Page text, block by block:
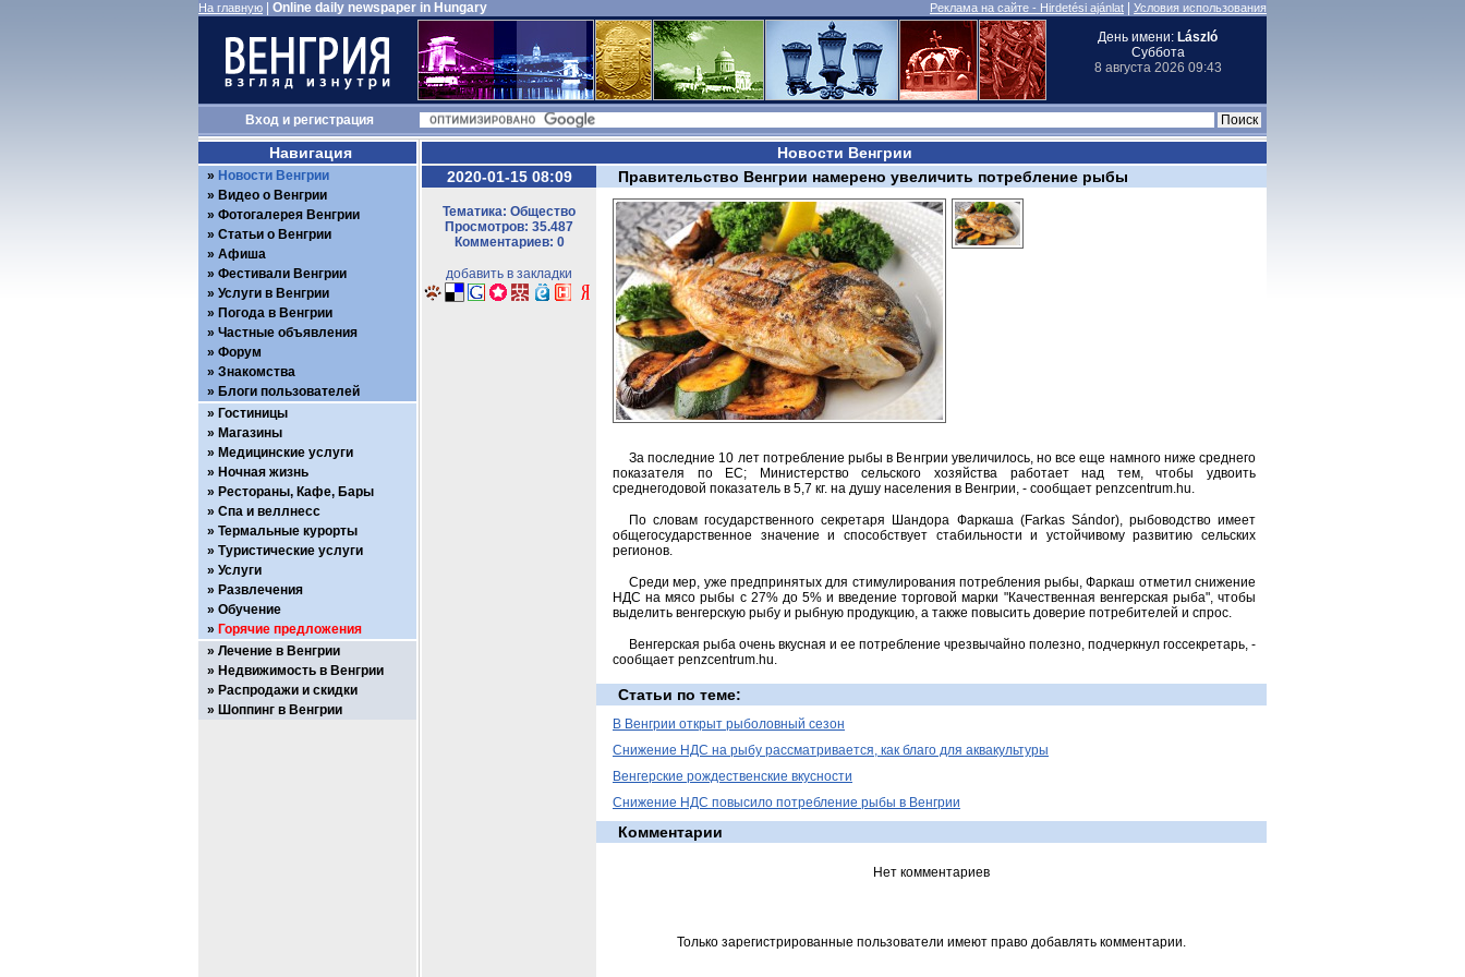
На главную Online daily newspaper in Hungary Реклама на сайте - Hirdetési ajánlat Условия использования
День имени: László
Суббота
8 августа 2026 09:43
Входи регистрация
Новости Венгрии
2020-01-15 08:09
Тематика: Общество
Просмотров: 35.487
Комментариев: 0
добавить в закладки
Правительство Венгрии намерено увеличить потребление рыбы
За последние 10 лет потребление рыбы в Венгрии увеличилось, но все еще намного ниже среднего
показателя по ЕС; Министерство сельского хозяйства работает над тем, чтобы удвоить
среднегодовой показатель в 5,7 кг. на душу населения в Венгрии, - сообщает penzcentrum.hu.
По словам государственного секретаря Шандора Фаркаша (Farkas Sándor), рыбоводство имеет
общегосударственное значение и способствует стабильности и устойчивому развитию сельских
регионов.
Среди мер, уже предпринятых для стимулирования потребления рыбы, Фаркаш отметил снижение
НДС на мясо рыбы с 27% до 5% и введение торговой марки "Качественная венгерская рыба", чтобы
выделить венгерскую рыбу и рыбную продукцию, а также повысить доверие потребителей и спрос.
Венгерская рыба очень вкусная и ее потребление чрезвычайно полезно, подчеркнул госсекретарь, -
сообщает penzcentrum.hu.
Статьи по теме:
В Венгрии открыт рыболовный сезон
Снижение НДС на рыбу рассматривается, как благо для аквакультуры
Венгерские рождественские вкусности
Снижение НДС повысило потребление рыбы в Венгрии
Комментарии
Нет комментариев
Только зарегистрированные пользователи имеют право добавлять комментарии.
Навигация
Новости Венгрии
Видео о Венгрии
Фотогалерея Венгрии
Статьи о Венгрии
Афиша
Фестивали Венгрии
Услуги в Венгрии
Погода в Венгрии
Частные объявления
Форум
Знакомства
Блоги пользователей
Гостиницы
Магазины
Медицинские услуги
Ночная жизнь
Рестораны, Кафе, Бары
Спа и веллнесс
Термальные курорты
Туристические услуги
Услуги
Развлечения
Обучение
Горячие предложения
Лечение в Венгрии
Недвижимость в Венгрии
Распродажи и скидки
Шоппинг в Венгрии